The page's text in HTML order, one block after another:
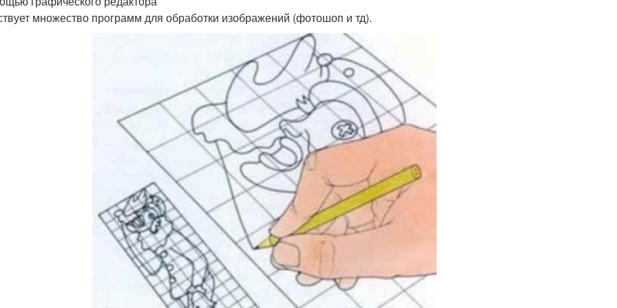
множество программ для обработки изображений (фотошоп и тд).